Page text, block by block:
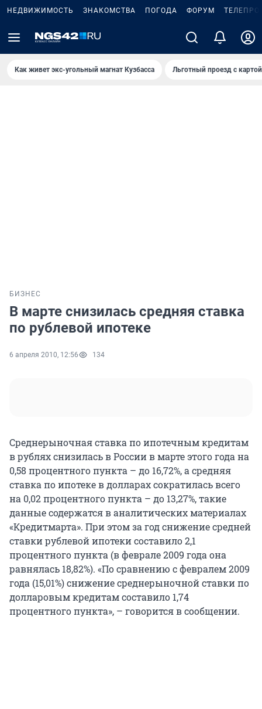
НЕДВИЖИМОСТЬ ЗНАКОМСТВА ПОГОДА ФОРУМ
Как живет экс-угольный магнат Кузбасса Льготный проезд с
БИЗНЕС
В марте снизилась средняя ставка
по рублевой ипотеке
6 апреля 2010, 12:56 134
Среднерыночная ставка по ипотечным кредитам
в рублях снизилась в России в марте этого года на
0,58 процентного пункта – до 16,72%, а средняя
ставка по ипотеке в долларах сократилась всего
на 0,02 процентного пункта – до 13,27%, такие
данные содержатся в аналитических материалах
«Кредитмарта». При этом за год снижение средней
ставки рублевой ипотеки составило 2,1
процентного пункта (в феврале 2009 года она
равнялась 18,82%). «По сравнению с февралем 2009
года (15,01%) снижение среднерыночной ставки по
долларовым кредитам составило 1,74
процентного пункта», – говорится в сообщении.